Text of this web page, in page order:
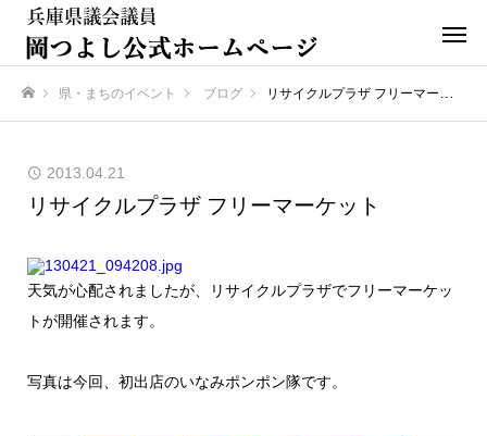
県・まちのイベント ブログ リサイクルプラザ フリーマーケット
2013.04.21
リサイクルプラザ フリーマーケット
天気が心配されましたが、リサイクルプラザでフリーマーケッ
トが開催されます。
写真は今回、初出店のいなみポンポン隊です。